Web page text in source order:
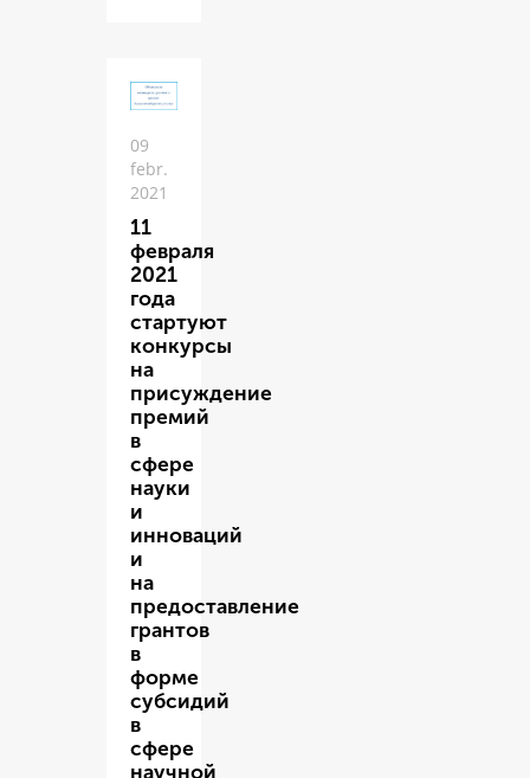
09
febr.
2021
11
февраля
2021
года
стартуют
конкурсы
на
присуждение
премий
в
сфере
науки
и
инноваций
и
на
предоставление
грантов
в
форме
субсидий
в
сфере
научной